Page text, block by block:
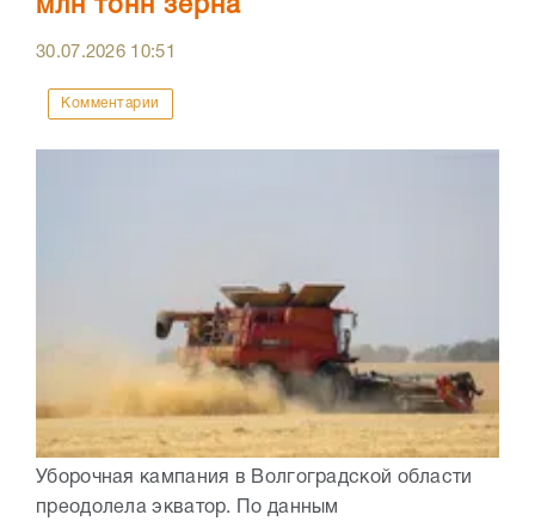
млн тонн зерна
30.07.2026 10:51
Комментарии
Уборочная кампания в Волгоградской области
преодолела экватор. По данным